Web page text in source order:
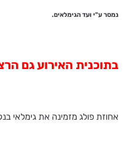
נמסר ע"י ועד הגימלאים.
בתוכנית האירוע גם
אחוזת פולג מזמינה את גימלאי